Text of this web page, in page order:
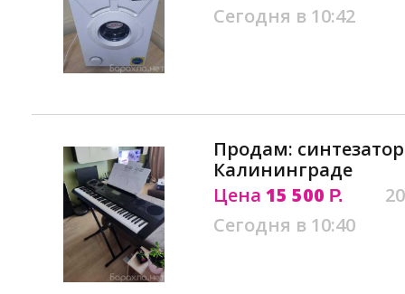
Сегодня в 10:42
Продам: синтезатор
Калининграде
Цена 15 500 Р.
Сегодня в 10:40